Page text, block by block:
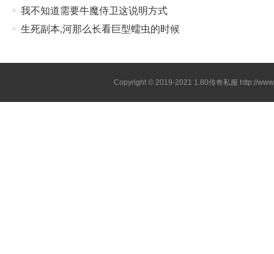
我不知道需要牛魔侍卫这说明方式
生死副本,河那么长看巨型蠕虫的时候
Copyright © 2019-2021 1.80传奇私服 http://